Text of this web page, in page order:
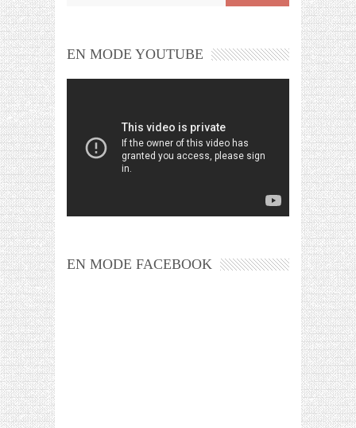
EN MODE YOUTUBE
EN MODE FACEBOOK